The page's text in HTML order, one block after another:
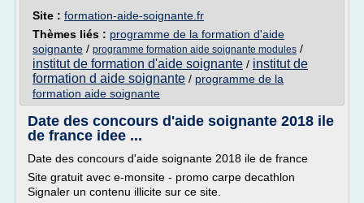
Site : formation-aide-soignante.fr
Thèmes liés : programme de la formation d'aide
soignante / programme formation aide soignante modules /
institut de formation d'aide soignante / institut de
formation d aide soignante / programme de la
formation aide soignante
Date des concours d'aide soignante 2018 ile
de france idee ...
Date des concours d'aide soignante 2018 ile de france
Site gratuit avec e-monsite - promo carpe decathlon
Signaler un contenu illicite sur ce site.